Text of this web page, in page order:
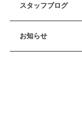
スタッフブログ
お知らせ